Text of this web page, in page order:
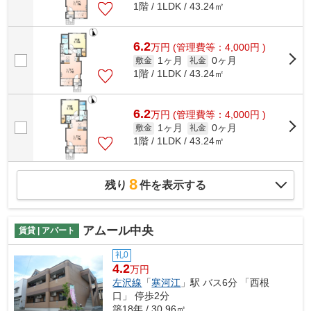
1階 / 1LDK / 43.24㎡
6.2万円 (管理費等：4,000円 )
敷金 1ヶ月 礼金 0ヶ月
1階 / 1LDK / 43.24㎡
6.2万円 (管理費等：4,000円 )
敷金 1ヶ月 礼金 0ヶ月
1階 / 1LDK / 43.24㎡
残り 8件を表示する
賃貸 | アパート アムール中央
礼0
4.2万円
左沢線 「寒河江 」駅 バス6分 「西根
口」 停歩2分
築18年 / 30.96㎡